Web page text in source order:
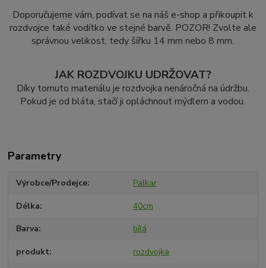
Doporučujeme vám, podívat se na náš e-shop a přikoupit k
rozdvojce také vodítko ve stejné barvě. POZOR! Zvolte ale
správnou velikost, tedy šířku 14 mm nebo 8 mm.
JAK ROZDVOJKU UDRŽOVAT?
Díky tomuto materiálu je rozdvojka nenáročná na údržbu.
Pokud je od bláta, stačí ji opláchnout mýdlem a vodou.
Parametry
Výrobce/Prodejce Palkar
Délka 40cm
Barva bílá
produkt rozdvojka